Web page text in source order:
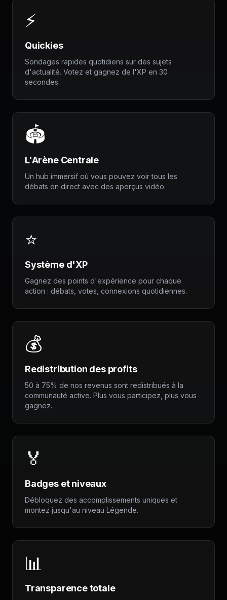
⚡
Quickies
Sondages rapides quotidiens sur des sujets
d'actualité. Votez et gagnez de l'XP en 30
secondes.
🏟️
L'Arène Centrale
Un hub immersif où vous pouvez voir tous les
débats en direct avec des aperçus vidéo.
⭐
Système d'XP
Gagnez des points d'expérience pour chaque
action : débats, votes, connexions quotidiennes.
💰
Redistribution des profits
50 à 75% de nos revenus sont redistribués à la
communauté active. Plus vous participez, plus vous
gagnez.
🏅
Badges et niveaux
Débloquez des accomplissements uniques et
montez jusqu'au niveau Légende.
📊
Transparence totale